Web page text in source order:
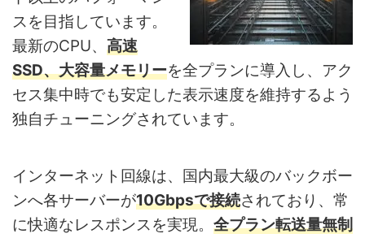
スを目指しています。
最新のCPU、 高速
SSD、大容量メモリーを全プランに導入し、アク
セス集中時でも安定した表示速度を維持するよう
独自チューニングされています。
インターネット回線は、国内最大級のバックボー
ンへ各サーバーが10Gbpsで接続されており、常
に快適なレスポンスを実現。 全プラン転送量無制